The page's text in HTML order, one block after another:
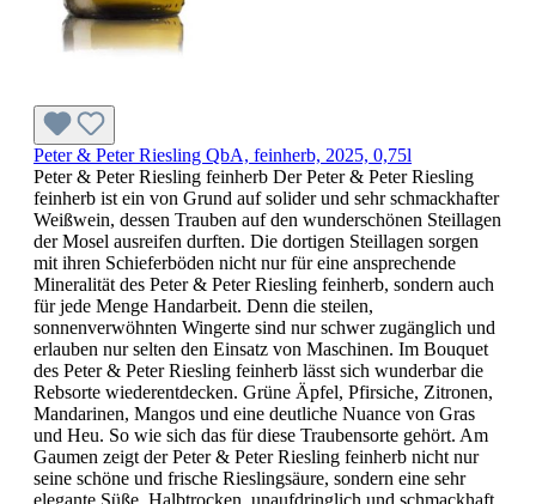
Peter & Peter Riesling QbA, feinherb, 2025, 0,75l
Peter & Peter Riesling feinherb Der Peter & Peter Riesling
feinherb ist ein von Grund auf solider und sehr schmackhafter
Weißwein, dessen Trauben auf den wunderschönen Steillagen
der Mosel ausreifen durften. Die dortigen Steillagen sorgen
mit ihren Schieferböden nicht nur für eine ansprechende
Mineralität des Peter & Peter Riesling feinherb, sondern auch
für jede Menge Handarbeit. Denn die steilen,
sonnenverwöhnten Wingerte sind nur schwer zugänglich und
erlauben nur selten den Einsatz von Maschinen. Im Bouquet
des Peter & Peter Riesling feinherb lässt sich wunderbar die
Rebsorte wiederentdecken. Grüne Äpfel, Pfirsiche, Zitronen,
Mandarinen, Mangos und eine deutliche Nuance von Gras
und Heu. So wie sich das für diese Traubensorte gehört. Am
Gaumen zeigt der Peter & Peter Riesling feinherb nicht nur
seine schöne und frische Rieslingsäure, sondern eine sehr
elegante Süße. Halbtrocken, unaufdringlich und schmackhaft